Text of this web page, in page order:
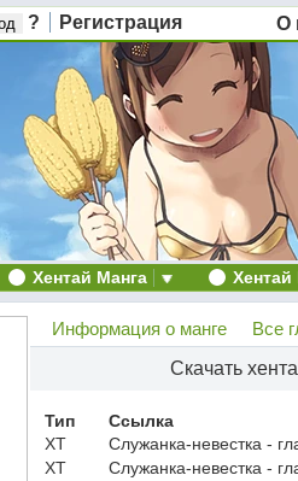
? Регистрация О
Хентай Манга
Информация о манге
Все
Скачать
Тип
Ссылка
ХТ
Служанка-невестка -
ХТ
Служанка-невестка -